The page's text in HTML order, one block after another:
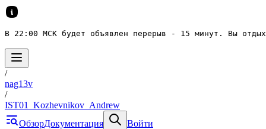
В 22:00 МСК будет объявлен перерыв - 15 минут. Вы
/
nag13v
/
IST01_Kozhevnikov_Andrew
ОбзорДокументация
Войти